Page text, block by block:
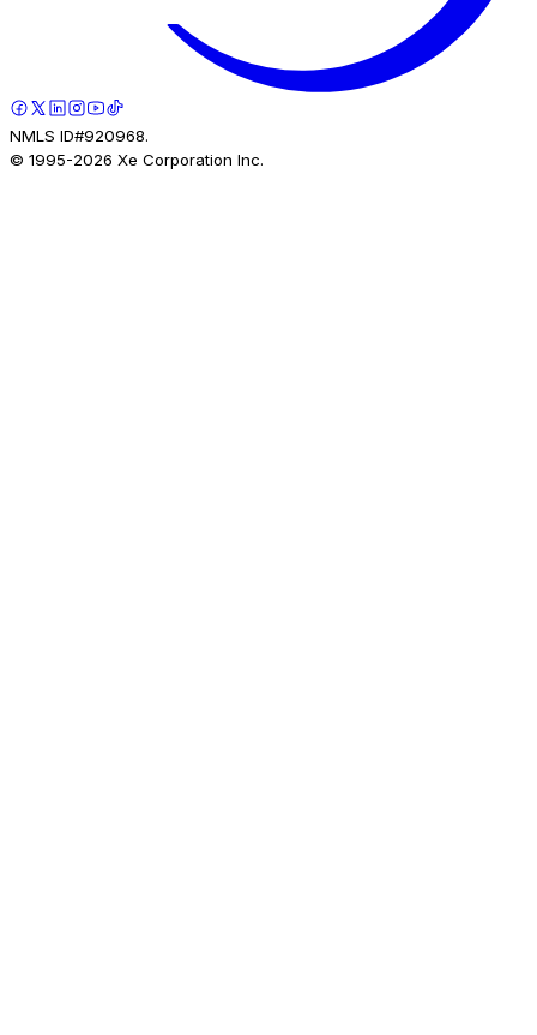
NMLS ID#920968.
© 1995-2026 Xe Corporation Inc.